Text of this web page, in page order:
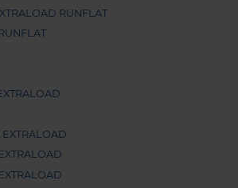
RUNFLAT
EXTRALOAD